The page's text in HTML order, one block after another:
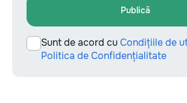
Publică
Sunt de acord cuCondițiile de
Politica de Confidențialitate